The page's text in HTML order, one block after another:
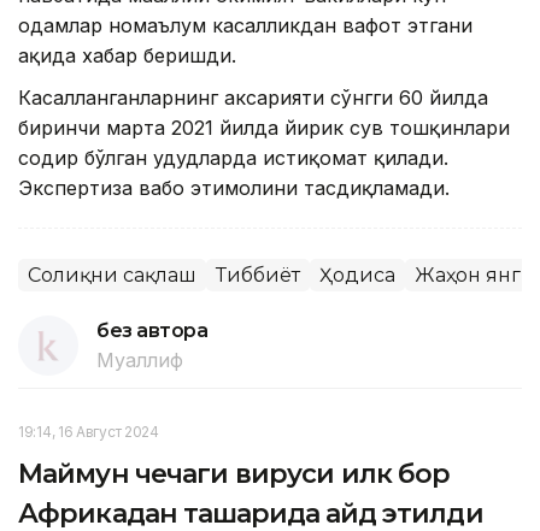
одамлар номаълум касалликдан вафот этгани
ҳақида хабар беришди.
Касалланганларнинг аксарияти сўнгги 60 йилда
биринчи марта 2021 йилда йирик сув тошқинлари
содир бўлган ҳудудларда истиқомат қилади.
Экспертиза вабо эҳтимолини тасдиқламади.
Соғлиқни сақлаш Тиббиёт Ҳодиса Жаҳон
без автора
Муаллиф
19:14, 16 Август 2024
Маймун чечаги вируси илк бор
Африкадан ташқарида қайд этилди